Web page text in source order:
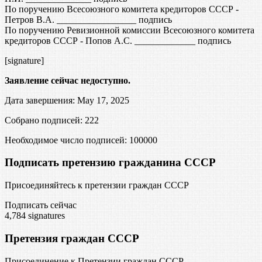
По поручению Всесоюзного комитета кредиторов СССР -
Петров В.А. _________________ подпись
По поручению Ревизионной комиссии Всесоюзного комитета
кредиторов СССР - Попов А.С. _____________ подпись
[signature]
Заявление сейчас недоступно.
Дата завершения: May 17, 2025
Собрано подписей: 222
Необходимое число подписей: 100000
Подписать претензию гражданина СССР
Присоединяйтесь к претензии граждан СССР
Подписать сейчас
4,784 signatures
Претензия граждан СССР